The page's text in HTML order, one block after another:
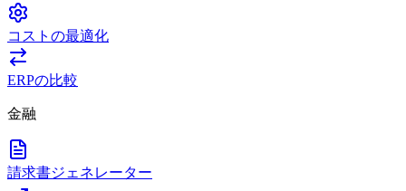
コストの最適化
ERPの比較
金融
請求書ジェネレーター